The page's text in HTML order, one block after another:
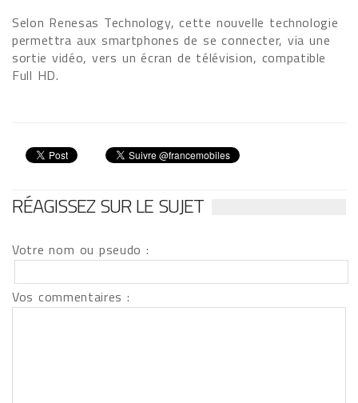
Selon Renesas Technology, cette nouvelle technologie
permettra aux smartphones de se connecter, via une
sortie vidéo, vers un écran de télévision, compatible
Full HD.
RÉAGISSEZ SUR LE SUJET
Votre nom ou pseudo :
Vos commentaires :